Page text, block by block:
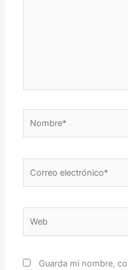
electrónico*
Guarda mi nombre,